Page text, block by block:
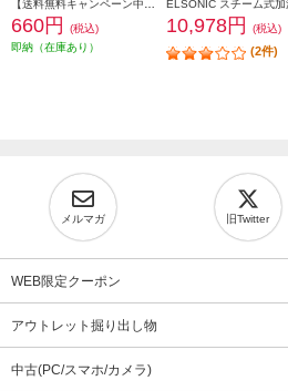
660円
(税込)
即納（在庫あり）
10,978円 (税込)
(2件)
メルマガ 旧Twitter
WEB限定クーポン
アウトレット掘り出し物
中古(PC/スマホ/カメラ)